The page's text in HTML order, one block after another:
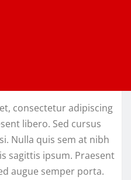
consectetur adipiscing
libero. Sed cursus
Nulla quis sem at nibh
sagittis ipsum. Praesent
augue semper porta.